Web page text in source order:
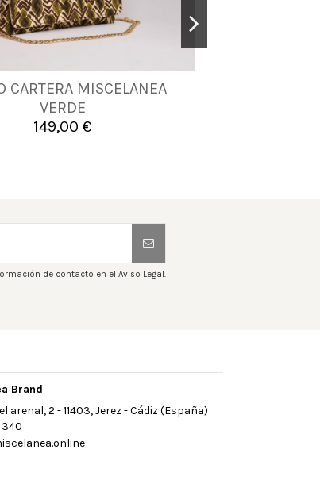
CARTERA MISCELANEA
VERDE
149,00 €
UNICA
Añadir al carrito
de contacto en el Aviso Legal.
Brand
arenal, 2 - 11403, Jerez - Cádiz (España)
340